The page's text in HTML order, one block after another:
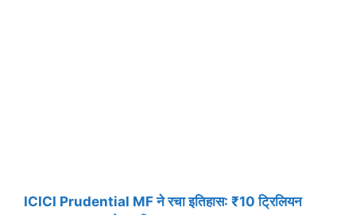
ICICI Prudential MF ने रचा इतिहास: ₹10 ट्रिलियन